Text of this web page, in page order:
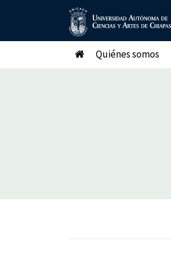
Quiénes somos